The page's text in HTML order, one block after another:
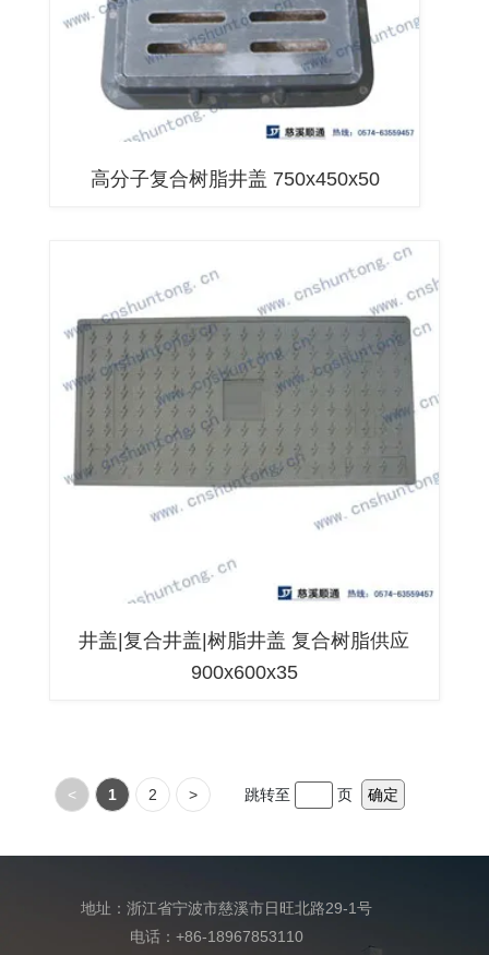
高分子复合树脂井盖 750x450x50
井盖|复合井盖|树脂井盖 复合树脂供应
900x600x35
< 1 2 > 跳转至 页 确定
地址：浙江省宁波市慈溪市日旺北路29-1号
电话：+86-18967853110